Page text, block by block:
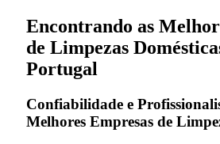
Encontrando as
de Limpezas
Portugal
Confiabilidade e
Melhores Empresas de